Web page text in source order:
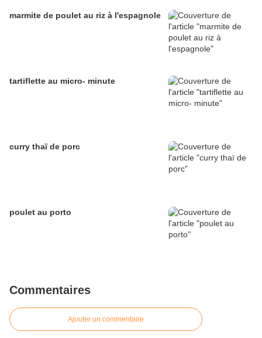
marmite de poulet au riz à l'espagnole
tartiflette au micro- minute
curry thaï de porc
poulet au porto
Commentaires
Ajouter un commentaire